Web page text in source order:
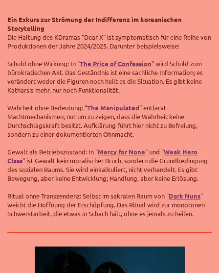
Ein Exkurs zur Strömung der Indifferenz im koreanischen
Storytelling
Die Haltung des KDramas "Dear X" ist symptomatisch für eine Reihe von
Produktionen der Jahre 2024/2025. Darunter beispielsweise:
Schuld ohne Wirkung: In "The Price of Confession" wird Schuld zum
bürokratischen Akt. Das Geständnis ist eine sachliche Information; es
verändert weder die Figuren noch heilt es die Situation. Es gibt keine
Katharsis mehr, nur noch Funktionalität.
Wahrheit ohne Bedeutung: "The Manipulated" entlarvt
Machtmechanismen, nur um zu zeigen, dass die Wahrheit keine
Durchschlagskraft besitzt. Aufklärung führt hier nicht zu Befreiung,
sondern zu einer dokumentierten Ohnmacht.
Gewalt als Betriebszustand: In "Mercy for None" und "Weak Hero
Class" ist Gewalt kein moralischer Bruch, sondern die Grundbedingung
des sozialen Raums. Sie wird einkalkuliert, nicht verhandelt. Es gibt
Bewegung, aber keine Entwicklung; Handlung, aber keine Erlösung.
Ritual ohne Transzendenz: Selbst im sakralen Raum von "Dark Nuns"
weicht die Hoffnung der Erschöpfung. Das Ritual wird zur monotonen
Schwerstarbeit, die etwas in Schach hält, ohne es jemals zu heilen.